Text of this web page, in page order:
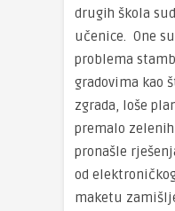
drugih škola
učenice. One
problema
gradovima kao
zgrada, loše
premalo zelenih
pronašle
od
maketu